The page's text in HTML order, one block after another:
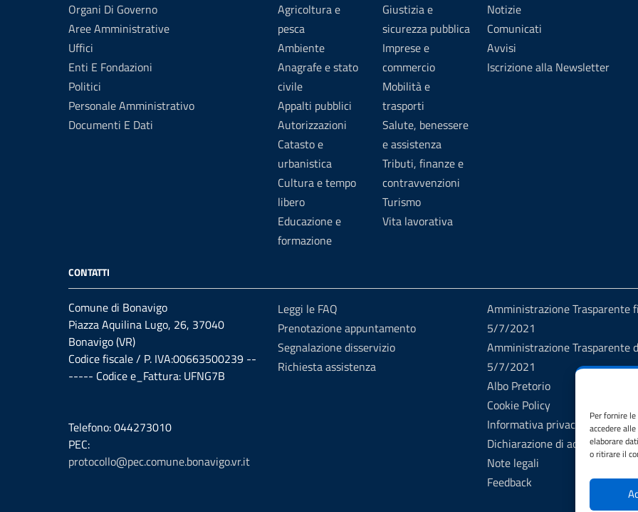
Per fornire
accedere
elaborare
o ritirare il
Organi Di Governo
Aree Amministrative
Uffici
Enti E Fondazioni
Politici
Personale Amministrativo
Documenti E Dati
Agricoltura e
pesca
Ambiente
Anagrafe e stato
civile
Appalti pubblici
Autorizzazioni
Catasto e
urbanistica
Cultura e tempo
libero
Educazione e
formazione
Giustizia e
sicurezza pubblica
Imprese e
commercio
Mobilità e
trasporti
Salute, benessere
e assistenza
Tributi, finanze e
contravvenzioni
Turismo
Vita lavorativa
Notizie
Comunicati
Avvisi
Iscrizione alla Newsletter
CONTATTI
Comune di Bonavigo
Piazza Aquilina Lugo, 26, 37040
Bonavigo (VR)
Codice fiscale / P. IVA:00663500239 --
----- Codice e_Fattura: UFNG7B
Telefono: 044273010
PEC:
protocollo@pec.comune.bonavigo.vr.it
Leggi le FAQ
Prenotazione appuntamento
Segnalazione disservizio
Richiesta assistenza
Amministrazione Trasparente
5/7/2021
Amministrazione Trasparente
5/7/2021
Albo Pretorio
Cookie Policy
Informativa privacy
Dichiarazione di accessibilità
Note legali
Feedback